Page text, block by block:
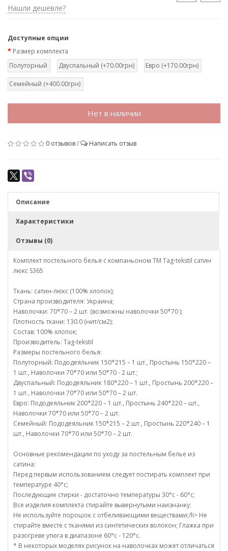
Нашли дешевле?
Доступные опции
Размер комплекта
Полуторный
Двуспальный (+70.00грн) Евро (+170.00грн)
Семейный (+400.00грн)
Нет в наличии
0 отзывов/ Написать отзыв
Описание
Характеристики
Отзывы (0)
Комплект постельного белья с компаньоном TM Tag-tekstil сатин
люкс S365
Ткань: сатин-люкс (100% хлопок);
Страна производителя: Украина;
Наволочки: 70*70 – 2 шт. (возможны наволочки 50*70 );
Плотность ткани: 130.0 (нит/см2);
Состав: 100% хлопок;
Производитель: Tag-tekstil
Размеры постельного белья:
Полуторный: Пододеяльник 150*215 – 1 шт., Простынь 150*220 –
1 шт., Наволочки 70*70 или 50*70 - 2 шт.;
Двуспальный: Пододеяльник 180*220 – 1 шт., Простынь 200*220 –
1 шт., Наволочки 70*70 или 50*70 – 2 шт.
Евро: Пододеяльник 200*220 – 1 шт., Простынь 240*220 – шт.,
Наволочки 70*70 или 50*70 – 2 шт.
Семейный: Пододеяльник 150*215 – 2 шт., Простынь 220*240 – 1
шт., Наволочки 70*70 или 50*70 – 2 шт.
Основные рекомендации по уходу за постельным белье из
сатина:
Перед первым использованием следует постирать комплект при
температуре 40°c;
Последующие стирки - достаточно температуры 30°c - 60°c;
Все изделия комплекта стирайте вывернутыми наизнанку;
Не используйте порошок с отбеливающими веществами;/li> Не
стирайте вместе с тканями из синтетических волокон; Глажка при
разогреве утюга в диапазоне 60°c - 120°c.
* В некоторых моделях рисунок на наволочках может отличаться